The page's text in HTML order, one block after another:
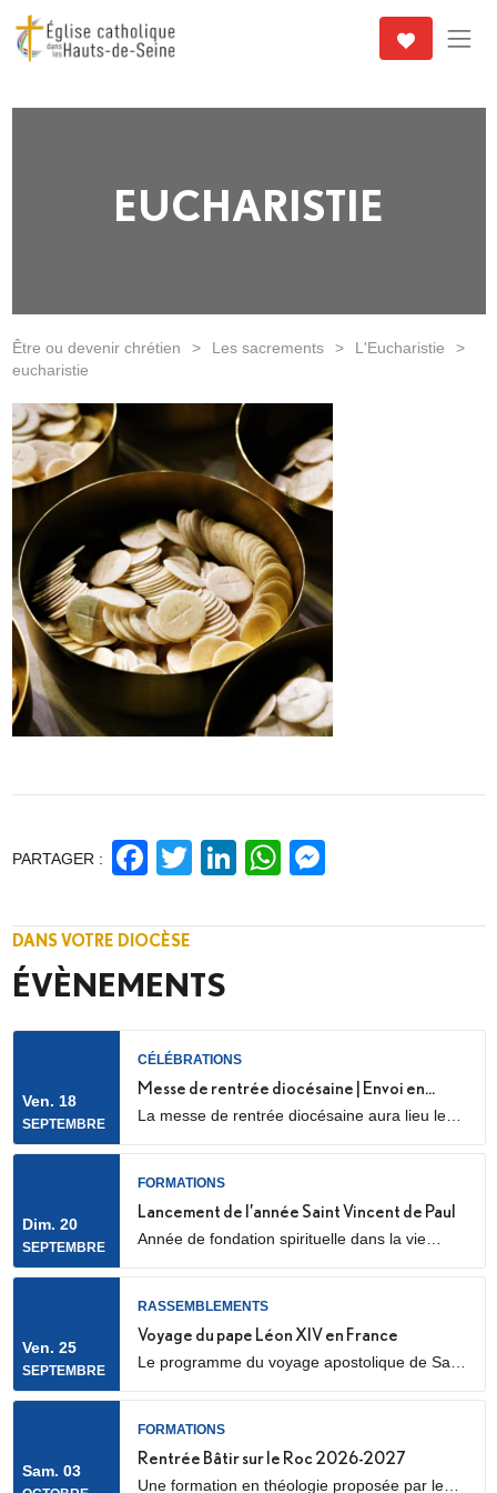
EUCHARISTIE
Être ou devenir chrétien > Les sacrements > L'Eucharistie
>
eucharistie
PARTAGER : Facebook
Twitter
LinkedIn
WhatsApp
DANS VOTRE DIOCÈSE
ÉVÈNEMENTS
Ven. 18
SEPTEMBRE
CÉLÉBRATIONS
Messe de rentrée diocésaine | Envoi en
mission des LME
La messe de rentrée diocésaine aura lieu le
(28 Rue de l’Église, 92000 Nanterre) Elle sera
marquée par l’envoi en mission des Laïcs en
en mission ecclésiale ? Les Laïcs en...
Dim. 20
SEPTEMBRE
FORMATIONS
Lancement de l’année Saint Vincent de Paul
Année de fondation spirituelle dans la vie
biblique, accompagnement spirituel, service
auprès des plus pauvres ou des plus jeunes,
vie fraternelle.
Ven. 25
SEPTEMBRE
RASSEMBLEMENTS
Voyage du pape Léon XIV en France
Le programme du voyage apostolique de Sa
aujourd’hui, notamment avec la confirmation
des temps forts qui se dérouleront les 25 et 26
Sam. 03
FORMATIONS
Rentrée Bâtir sur le Roc 2026-2027
Une formation en théologie proposée par le